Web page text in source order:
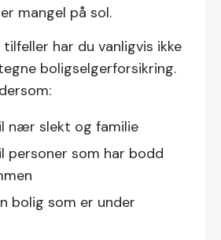
mangel på sol.
har du vanligvis ikke
boligselgerforsikring.
nær slekt og familie
personer som har bodd
bolig som er under